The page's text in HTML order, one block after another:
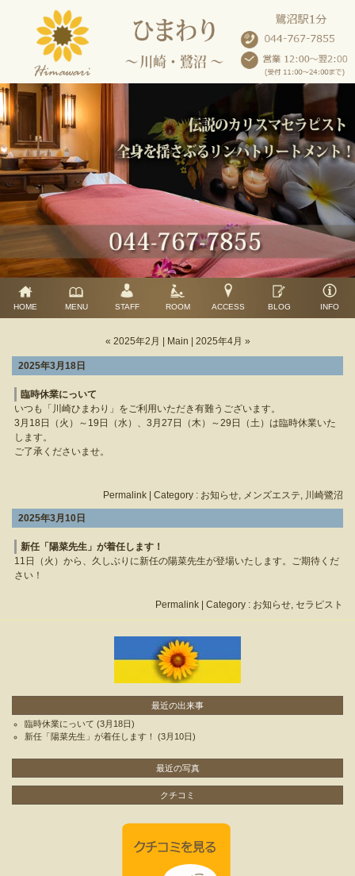
HOME MENU STAFF ROOM ACCESS BLOG INFO
« 2025年2月 Main 2025年4月 »
2025年3月18日
臨時休業にっいて
いつも「川崎ひまわり」をご利用いただき有難うございます。
3月18日（火）～19日（水）、3月27日（木）～29日（土）は臨時休業いた
します。
ご了承くださいませ。
Permalink | Category : お知らせ, メンズエステ, 川崎鷺沼
2025年3月10日
新任「陽菜先生」が着任します！
11日（火）から、久しぶりに新任の陽菜先生が登場いたします。ご期待くだ
さい！
Permalink | Category : お知らせ, セラピスト
最近の出来事
臨時休業にっいて (3月18日)
新任「陽菜先生」が着任します！
(3月10日)
最近の写真
クチコミ